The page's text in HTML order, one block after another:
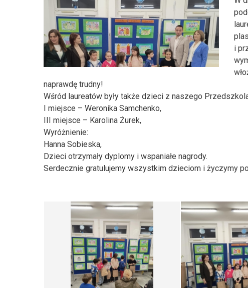
i
naprawdę trudny!
Wśród laureatów były także dzieci z naszego
I miejsce – Weronika Samchenko,
III miejsce – Karolina Żurek,
Wyróżnienie:
Hanna Sobieska,
Dzieci otrzymały dyplomy i wspaniałe nagrody.
Serdecznie gratulujemy wszystkim dzieciom i życzymy